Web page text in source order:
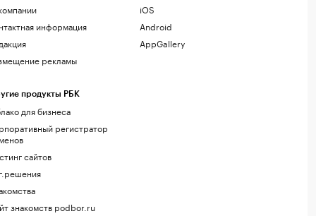
информация
рекламы
продукты РБК
для бизнеса
регистратор
сайтов
знакомств podbor.ru
iOS
Android
AppGallery